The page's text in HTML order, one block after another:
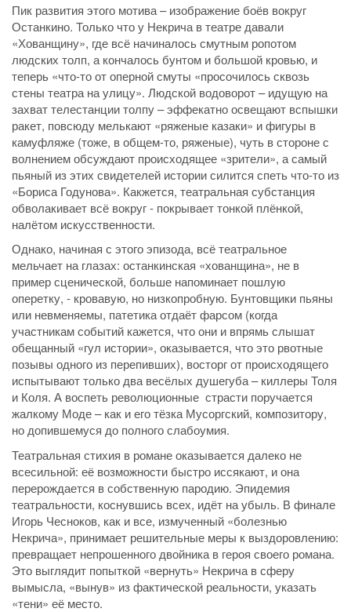
Пик развития этого мотива – изображение боёв вокруг
Останкино. Только что у Некрича в театре давали
«Хованщину», где всё начиналось смутным ропотом
людских толп, а кончалось бунтом и большой кровью, и
теперь «что-то от оперной смуты «просочилось сквозь
стены театра на улицу». Людской водоворот – идущую на
захват телестанции толпу – эффекатно освещают вспышки
ракет, повсюду мелькают «ряженые казаки» и фигуры в
камуфляже (тоже, в общем-то, ряженые), чуть в стороне с
волнением обсуждают происходящее «зрители», а самый
пьяный из этих свидетелей истории силится спеть что-то из
«Бориса Годунова». Какжется, театральная субстанция
обволакивает всё вокруг - покрывает тонкой плёнкой,
налётом искусственности.
Однако, начиная с этого эпизода, всё театральное
мельчает на глазах: останкинская «хованщина», не в
пример сценической, больше напоминает пошлую
оперетку, - кровавую, но низкопробную. Бунтовщики пьяны
или невменяемы, патетика отдаёт фарсом (когда
участникам событий кажется, что они и впрямь слышат
обещанный «гул истории», оказывается, что это рвотные
позывы одного из перепивших), восторг от происходящего
испытывают только два весёлых душегуба – киллеры Толя
и Коля. А воспеть революционные страсти поручается
жалкому Моде – как и его тёзка Мусоргский, композитору,
но допившемуся до полного слабоумия.
Театральная стихия в романе оказывается далеко не
всесильной: её возможности быстро иссякают, и она
перерождается в собственную пародию. Эпидемия
театральности, коснувшись всех, идёт на убыль. В финале
Игорь Чесноков, как и все, измученный «болезнью
Некрича», принимает решительные меры к выздоровлению:
превращает непрошенного двойника в героя своего романа.
Это выглядит попыткой «вернуть» Некрича в сферу
вымысла, «вынув» из фактической реальности, указать
«тени» её место.